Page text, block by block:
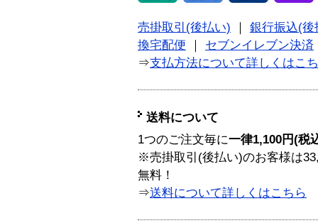
売掛取引(後払い)
銀行振込(後
換宅配便
セブンイレブン決済
⇒支払方法について詳しくはこ
送料について
1つのご注文毎に一律1,100円(税
※売掛取引(後払い)のお客様は
無料！
⇒送料について詳しくはこちら